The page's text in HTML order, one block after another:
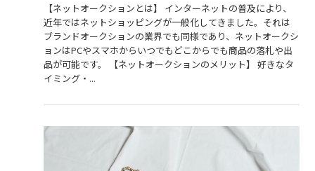
【ネットオークションとは】 インターネットの普及により、
近年ではネットショッピングが一般化してきました。それは
ブランドオークションの業界でも同様であり、ネットオークシ
ョンはPCやスマホからいつでもどこからでも商品の落札や出
品が可能です。 【ネットオークションのメリット】 好きなタ
イミング・...